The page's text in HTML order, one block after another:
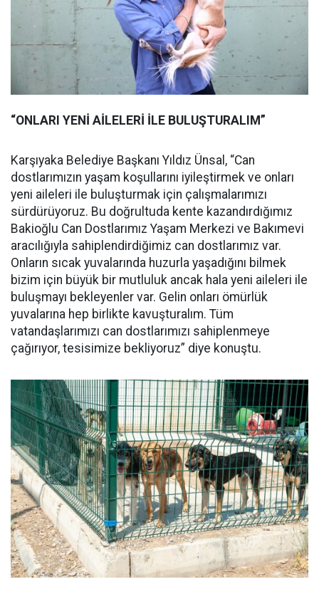
“ONLARI YENİ AİLELERİ İLE BULUŞTURALIM”
Karşıyaka Belediye Başkanı Yıldız Ünsal, “Can
dostlarımızın yaşam koşullarını iyileştirmek ve onları
yeni aileleri ile buluşturmak için çalışmalarımızı
sürdürüyoruz. Bu doğrultuda kente kazandırdığımız
Bakioğlu Can Dostlarımız Yaşam Merkezi ve Bakımevi
aracılığıyla sahiplendirdiğimiz can dostlarımız var.
Onların sıcak yuvalarında huzurla yaşadığını bilmek
bizim için büyük bir mutluluk ancak hala yeni aileleri ile
buluşmayı bekleyenler var. Gelin onları ömürlük
yuvalarına hep birlikte kavuşturalım. Tüm
vatandaşlarımızı can dostlarımızı sahiplenmeye
çağırıyor, tesisimize bekliyoruz” diye konuştu.